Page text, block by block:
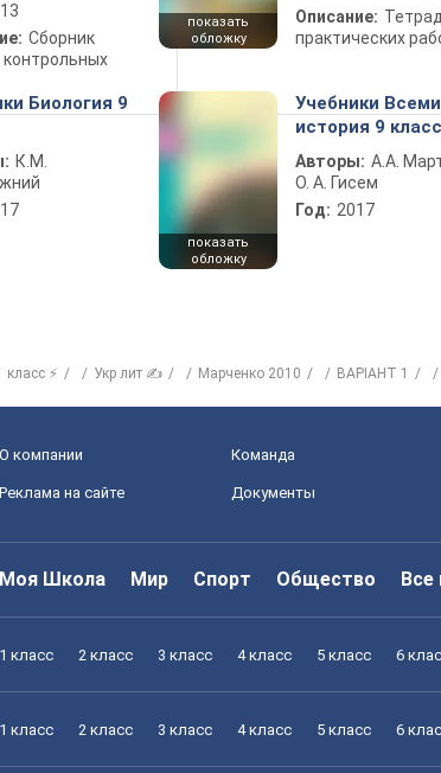
Сборник
контрольных
показать
обложку
Описание:
практических
Биология 9
К.М.
показать
обложку
Учебники
история 9 класс
Авторы: А.А.
О. А. Гисем
Год: 2017
класс ⚡ Укр лит ✍ Марченко 2010 ВАРІАНТ 1
О компании Команда
Реклама на сайте Документы
Моя Школа Мир Спорт Общество Все
1 класс 2 класс 3 класс 4 класс 5 класс 6
1 класс 2 класс 3 класс 4 класс 5 класс 6